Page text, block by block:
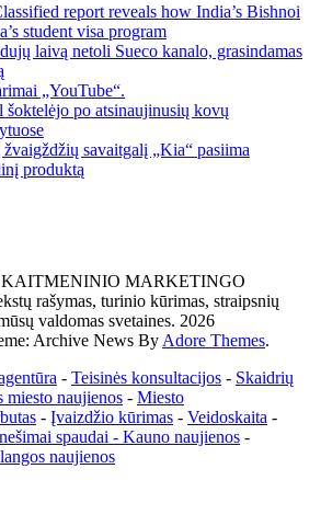
report reveals how India’s Bishnoi
student visa program
laivą netoli Sueco kanalo, grasindamas
„YouTube“.
šoktelėjo po atsinaujinusių kovų
savaitgalį „Kia“ pasiima
produktą
MARKETINGO
rašymas, turinio kūrimas, straipsnių
valdomas svetaines. 2026
Archive News By Adore Themes.
- Teisinės konsultacijos - Skaidrių
miesto naujienos - Miesto
- Įvaizdžio kūrimas - Veidoskaita -
spaudai - Kauno naujienos -
naujienos